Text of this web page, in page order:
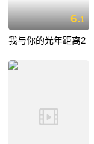
6.1
我与你的光年距离2